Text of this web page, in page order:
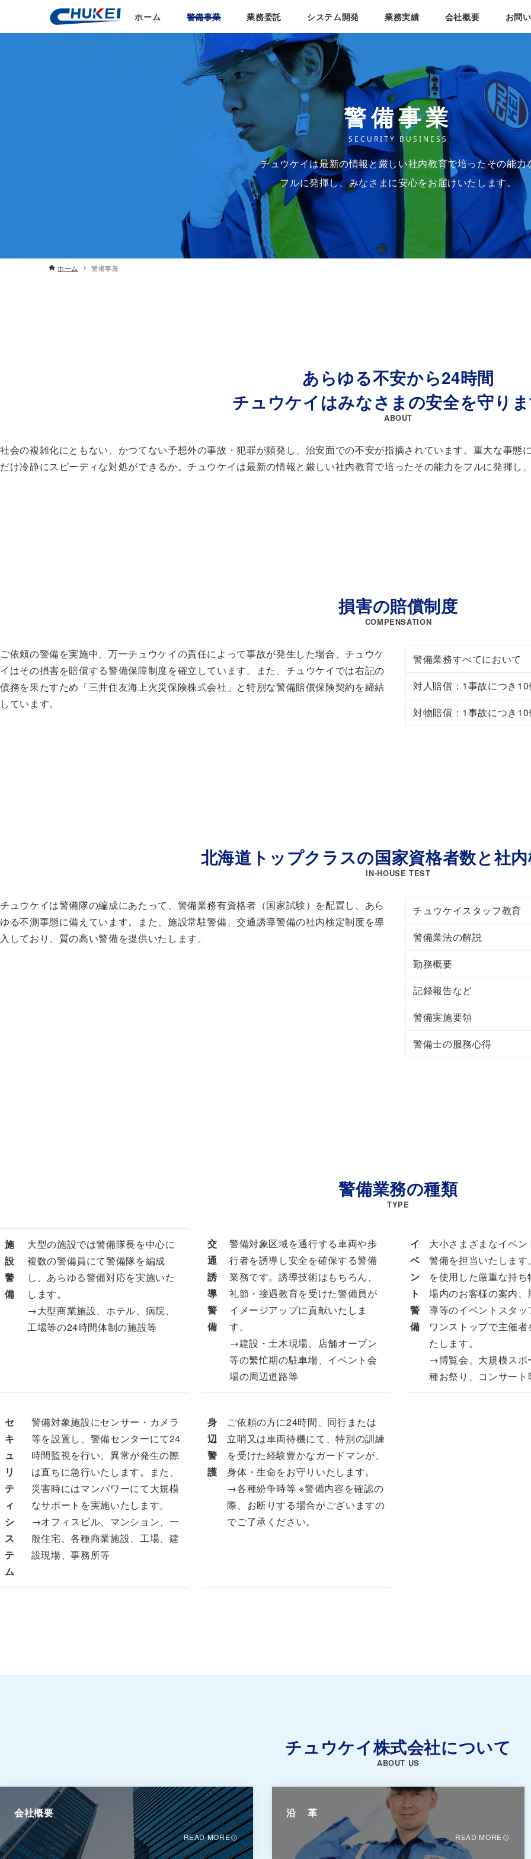
ホーム 警備事業 業務委託 システム開発 業務実績 会社概要 お問
警備事業
SECURITY BUSINESS
チュウケイは最新の情報と厳しい社内教育で培ったその能力
フルに発揮し、みなさまに安心をお届けいたします。
ホーム 警備事業
あらゆる不安から24時間
チュウケイはみなさまの安全を守りま
ABOUT
社会の複雑化にともない、かつてない予想外の事故・犯罪が頻発し、治安面での不安が指摘されています。重大な事
だけ冷静にスピーディな対処ができるか。チュウケイは最新の情報と厳しい社内教育で培ったその能力をフルに発揮し
損害の賠償制度
COMPENSATION
ご依頼の警備を実施中、万一チュウケイの責任によって事故が発生した場合、チュウケ
イはその損害を賠償する警備保障制度を確立しています。また、チュウケイでは右記の
債務を果たすため「三井住友海上火災保険株式会社」と特別な警備賠償保険契約を締結
しています。
警備業務すべてにおいて
対人賠償：1事故につき
対物賠償：1事故につき
北海道トップクラスの国家資格者数と社
IN-HOUSE TEST
チュウケイは警備隊の編成にあたって、警備業務有資格者（国家試験）を配置し、あら
ゆる不測事態に備えています。また、施設常駐警備、交通誘導警備の社内検定制度を導
入しており、質の高い警備を提供いたします。
チュウケイスタッフ教育
警備業法の解説
勤務概要
記録報告など
警備実施要領
警備士の服務心得
警備業務の種類
TYPE
施
設
警
備
大型の施設では警備隊長を中心に
複数の警備員にて警備隊を編成
し、あらゆる警備対応を実施いた
します。
→大型商業施設、ホテル、病院、
工場等の24時間体制の施設等
交
通
誘
導
警
備
警備対象区域を通行する車両や歩
行者を誘導し安全を確保する警備
業務です。誘導技術はもちろん、
礼節・接遇教育を受けた警備員が
イメージアップに貢献いたしま
す。
→建設・土木現場、店舗オープン
等の繁忙期の駐車場、イベント会
場の周辺道路等
イ
ベ
ン
ト
警
備
大小さまざまなイベ
警備を担当いたします
を使用した厳重な持
場内のお客様の案内、
導等のイベントスタッ
ワンストップで主催
たします。
→博覧会、大規模スポ
種お祭り、コンサート
セ
キ
ュ
リ
テ
ィ
シ
ス
テ
ム
警備対象施設にセンサー・カメラ
等を設置し、警備センターにて24
時間監視を行い、異常が発生の際
は直ちに急行いたします。また、
災害時にはマンパワーにて大規模
なサポートを実施いたします。
→オフィスビル、マンション、一
般住宅、各種商業施設、工場、建
設現場、事務所等
身
辺
警
護
ご依頼の方に24時間、同行または
立哨又は車両待機にて、特別の訓練
を受けた経験豊かなガードマンが、
身体・生命をお守りいたします。
→各種紛争時等 ※警備内容を確認の
際、お断りする場合がございますの
でご了承ください。
チュウケイ株式会社について
ABOUT US
会社概要
READ MORE
沿革
READ MORE